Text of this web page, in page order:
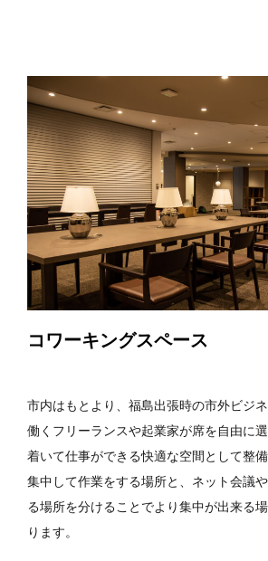
コワーキングスペース
市内はもとより、福島出張時の市外ビジ
働くフリーランスや起業家が席を自由に
着いて仕事ができる快適な空間として整備
集中して作業をする場所と、ネット会議
る場所を分けることでより集中が出来る
ります。